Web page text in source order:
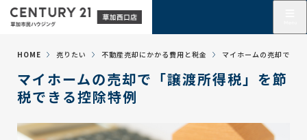
HOME 売りたい 不動産売却にかかる費用と税金 マイホームの売却で「
マイホームの売却で「譲渡所得税」を節
税できる控除特例